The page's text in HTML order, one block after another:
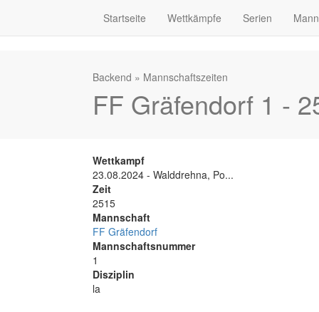
Startseite Wettkämpfe Serien
Backend » Mannschaftszeiten
FF Gräfendorf 1 -
Wettkampf
23.08.2024 - Walddrehna, Po...
Zeit
2515
Mannschaft
FF Gräfendorf
Mannschaftsnummer
1
Disziplin
la